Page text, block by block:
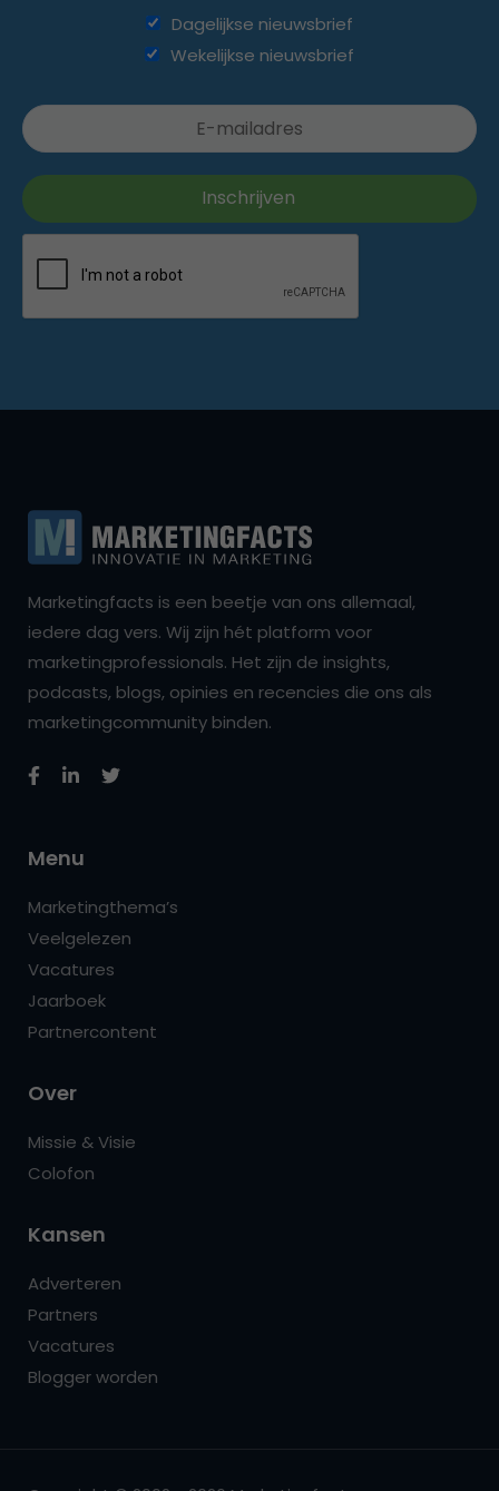
Dagelijkse nieuwsbrief
Wekelijkse nieuwsbrief
Marketingfacts is een beetje van ons allemaal,
iedere dag vers. Wij zijn hét platform voor
marketingprofessionals. Het zijn de insights,
podcasts, blogs, opinies en recencies die ons als
marketingcommunity binden.
Menu
Marketingthema’s
Veelgelezen
Vacatures
Jaarboek
Partnercontent
Over
Missie & Visie
Colofon
Kansen
Adverteren
Partners
Vacatures
Blogger worden